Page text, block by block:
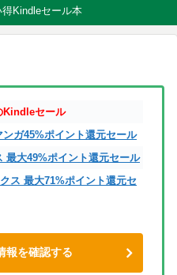
Kindleセール本
Kindleセール
ンガ45%ポイント還元セール
最大49%ポイント還元セール
ス 最大71%ポイント還元セ
報を確認する